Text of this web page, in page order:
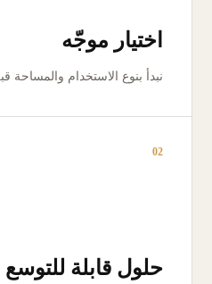
اختيار موجّه
نبدأ بنوع الاستخدام والمساحة
02
حلول قابلة للتوسع